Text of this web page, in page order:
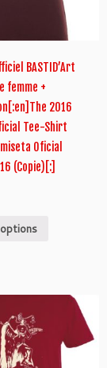
BASTID’Art
femme +
2016
Tee-Shirt
Oficial
(Copie)[:]